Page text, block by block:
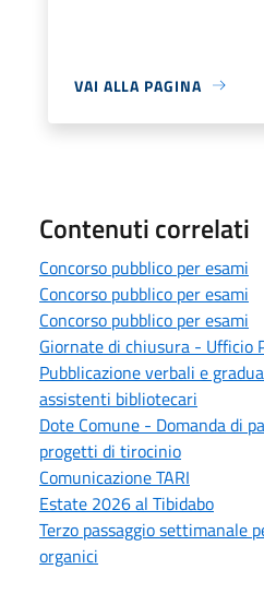
VAI ALLA PAGINA
Contenuti correlati
Concorso pubblico per esami
Concorso pubblico per esami
Concorso pubblico per esami
Giornate di chiusura - Ufficio
Pubblicazione verbali e
assistenti bibliotecari
Dote Comune - Domanda di
progetti di tirocinio
Comunicazione TARI
Estate 2026 al Tibidabo
Terzo passaggio settimanale
organici